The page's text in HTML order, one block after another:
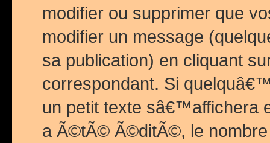
modifier ou supprimer que
modifier un message
sa publication) en cliquant
correspondant. Si
un petit texte sâ€™affichera
a Ã©tÃ© Ã©ditÃ©, le